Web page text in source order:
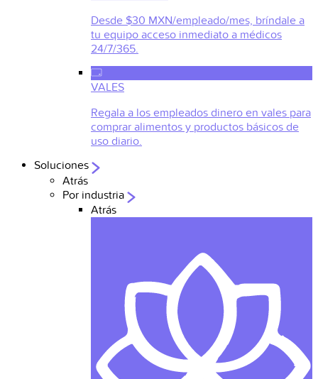
Desde $30 MXN/empleado/mes, bríndale a
tu equipo acceso inmediato a médicos
24/7/365.
VALES
Regala a los empleados dinero en vales para
comprar alimentos y productos básicos de
uso diario.
Soluciones
Atrás
Por industria
Atrás